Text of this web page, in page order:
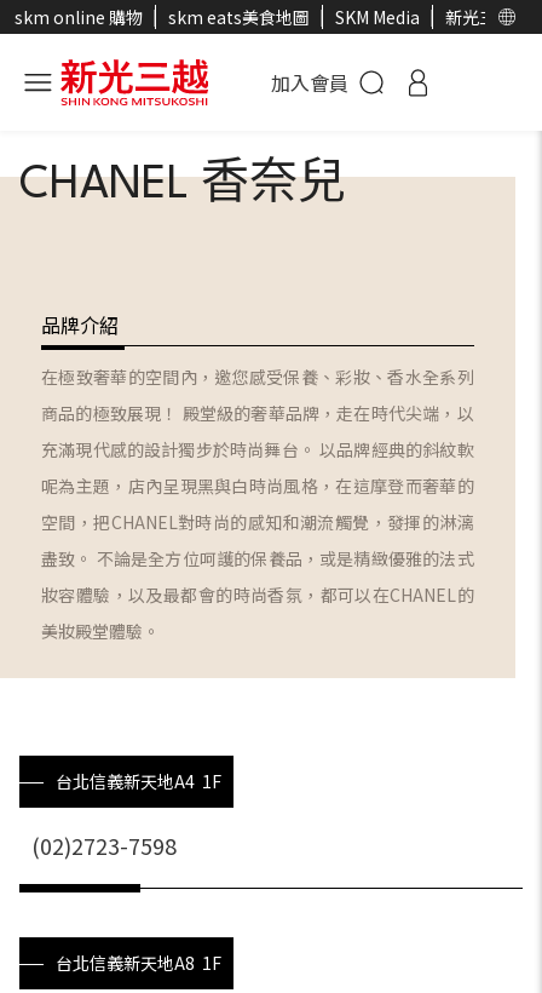
skm online 購物 skm eats美食地圖 SKM Media 新光三越官
加入會員
CHANEL 香奈兒
品牌介紹
在極致奢華的空間內，邀您感受保養、彩妝、香水全系列
商品的極致展現！ 殿堂級的奢華品牌，走在時代尖端，以
充滿現代感的設計獨步於時尚舞台。 以品牌經典的斜紋軟
呢為主題，店內呈現黑與白時尚風格，在這摩登而奢華的
空間，把CHANEL對時尚的感知和潮流觸覺，發揮的淋漓
盡致。 不論是全方位呵護的保養品，或是精緻優雅的法式
妝容體驗，以及最都會的時尚香氛，都可以在CHANEL的
美妝殿堂體驗。
台北信義新天地A4 1F
(02)2723-7598
台北信義新天地A8 1F